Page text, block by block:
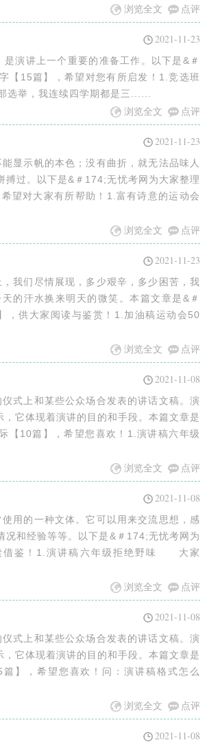
浏览全文 点评
2021-11-23
演讲上一个重要的准备工作。以下是&＃
【15篇】，希望对您有所启发！1.竞选班
举，我连续四学期都是三......
浏览全文 点评
2021-11-23
显示帆的本色；没有曲折，就无法品味人
过。以下是&＃174;无忧考网为大家整理
望对大家有所帮助！1.富有诗意的运动会
浏览全文 点评
2021-11-23
我们尽情展现，多少艰辛，多少困苦，我
的汗水换来明天的微笑。本篇文章是&＃
，供大家阅读与鉴赏！1.加油稿运动会50
浏览全文 点评
2021-11-08
式上和某些公众场合发表的讲话文稿。演
它体现着演讲的目的和手段。本篇文章是
【10篇】，希望您喜欢！1.演讲稿六年级
浏览全文 点评
2021-11-08
用的一种文体。它可以用来交流思想，感
和经验等等。以下是&＃174;无忧考网为
借鉴！1.演讲稿六年级拒绝野味 大家
浏览全文 点评
2021-11-08
式上和某些公众场合发表的讲话文稿。演
它体现着演讲的目的和手段。本篇文章是
】，希望您喜欢！问：演讲稿格式怎么
浏览全文 点评
2021-11-08